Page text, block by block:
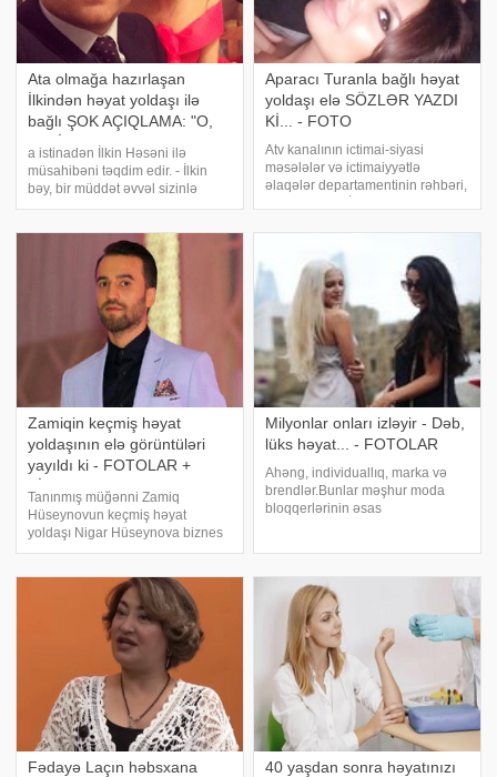
Ata olmağa hazırlaşan
İlkindən həyat yoldaşı ilə
bağlı ŞOK AÇIQLAMA: "O,
heç İlkin Həsənini sevmir... "
a istinadən İlkin Həsəni ilə
müsahibəni təqdim edir. - İlkin
bəy, bir müddət əvvəl sizinlə
telefonda danışmışdım. Dediniz
idi?. - Biz artıq dördüncü ildir
kinoteatrlar üçün filmlər çəkirik
Aparacı Turanla bağlı həyat
yoldaşı elə SÖZLƏR YAZDI
Kİ... - FOTO
Atv kanalının ictimai-siyasi
məsələlər və ictimaiyyətlə
əlaqələr departamentinin rəhbəri,
həyat yoldaşı Nərmin İbrahimo
Zamiqin keçmiş həyat
yoldaşının elə görüntüləri
yayıldı ki - FOTOLAR +
Tanınmış müğənni Zamiq
Hüseynovun keçmiş həyat
yoldaşı Nigar Hüseynova biznes
fəaliyyətinə başlayıb. xəbər verir
"Nrcouture" adlı butik açıb. Geyim
mağazasının açılışında müğənn
Milyonlar onları izləyir - Dəb,
lüks həyat... - FOTOLAR
Ahəng, individuallıq, marka və
brendlər.Bunlar məşhur moda
bloqqerlərinin əsas
öyrənməyə üstünlük verirdiksə,
hazırda moda bloqqerlər
Fədayə Laçın həbsxana
40 yaşdan sonra həyatınızı